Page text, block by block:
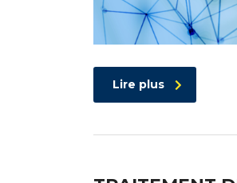
Lire plus